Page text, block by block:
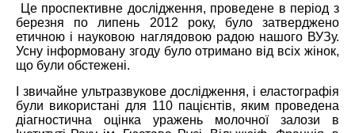
Це проспективне дослідження, проведене в період з
березня по липень 2012 року, було затверджено
етичною і науковою наглядовою радою нашого ВУЗу.
Усну інформовану згоду було отримано від всіх жінок,
що були обстежені.
І звичайне ультразвукове дослідження, і еластографія
були використані для 110 пацієнтів, яким проведена
діагностична оцінка уражень молочної залози в